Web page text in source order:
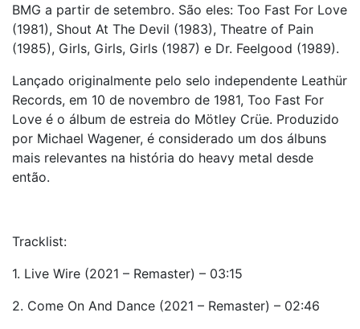
BMG a partir de setembro. São eles: Too Fast For Love
(1981), Shout At The Devil (1983), Theatre of Pain
(1985), Girls, Girls, Girls (1987) e Dr. Feelgood (1989).
Lançado originalmente pelo selo independente Leathür
Records, em 10 de novembro de 1981, Too Fast For
Love é o álbum de estreia do Mötley Crüe. Produzido
por Michael Wagener, é considerado um dos álbuns
mais relevantes na história do heavy metal desde
então.
Tracklist:
1. Live Wire (2021 – Remaster) – 03:15
2. Come On And Dance (2021 – Remaster) – 02:46